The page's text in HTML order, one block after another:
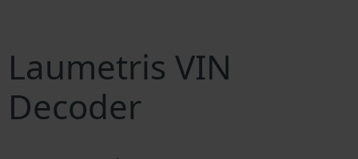
Laumetris VIN
Decoder